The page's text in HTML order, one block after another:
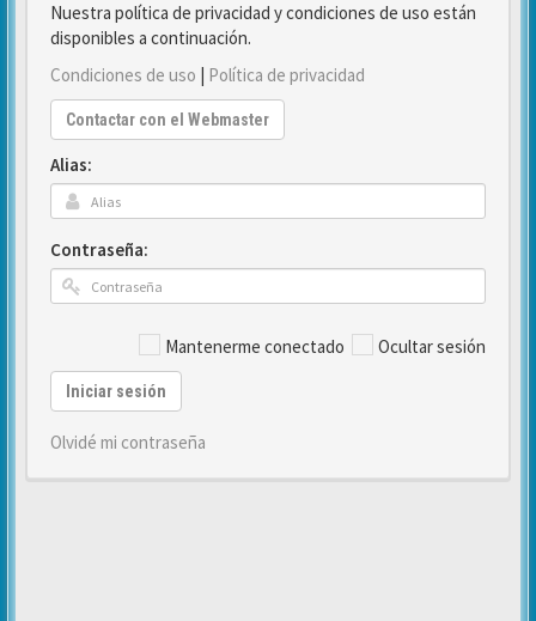
Nuestra política de privacidad y condiciones de uso están
disponibles a continuación.
Condiciones de uso | Política de privacidad
Contactar con el Webmaster
Alias:
Contraseña:
Mantenerme conectado Ocultar sesión
Iniciar sesión
Olvidé mi contraseña